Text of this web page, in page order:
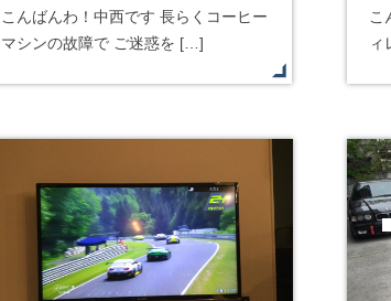
こんばんわ！中西です 長らくコーヒー
マシンの故障で ご迷惑を […]
こ
ィ